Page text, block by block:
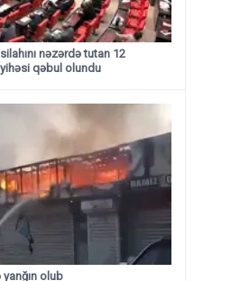
nəzərdə tutan 12
qəbul olundu
olub